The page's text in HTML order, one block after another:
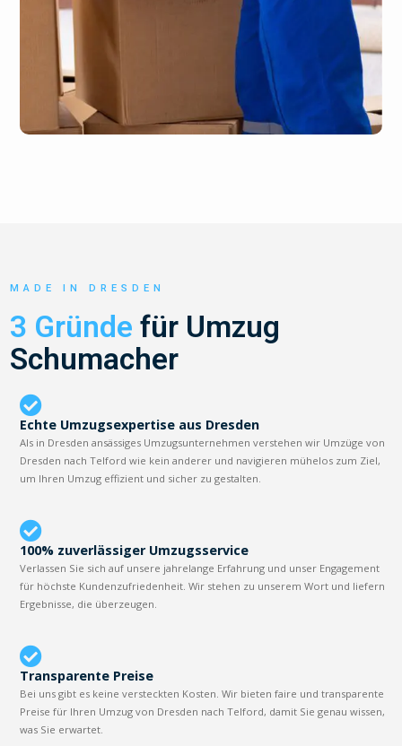
MADE IN DRESDEN
3 Gründe für Umzug
Schumacher
Echte Umzugsexpertise aus Dresden
Als in Dresden ansässiges Umzugsunternehmen verstehen wir Umzüge von
Dresden nach Telford wie kein anderer und navigieren mühelos zum Ziel,
um Ihren Umzug effizient und sicher zu gestalten.
100% zuverlässiger Umzugsservice
Verlassen Sie sich auf unsere jahrelange Erfahrung und unser Engagement
für höchste Kundenzufriedenheit. Wir stehen zu unserem Wort und liefern
Ergebnisse, die überzeugen.
Transparente Preise
Bei uns gibt es keine versteckten Kosten. Wir bieten faire und transparente
Preise für Ihren Umzug von Dresden nach Telford, damit Sie genau wissen,
was Sie erwartet.